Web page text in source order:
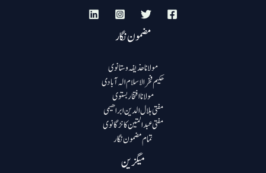
مضمون نگار
مولانا حذیفہ وستانوی
حکیم فخرالاسلام الہ آبادی
مولانا افتخار بستوی
مفتی ہلال الدین ابراھیمی
مفتی عبد المتین کانڑگانوی
تمام مضمون نگار
میگزین